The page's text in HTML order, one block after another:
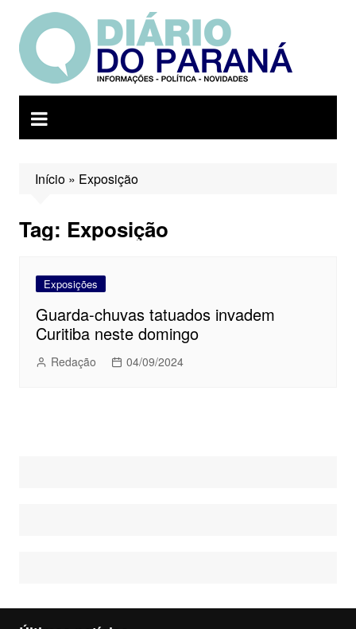
para
conteúdo
Início» Exposição
Tag: Exposição
Exposições
Guarda-chuvas tatuados invadem
Curitiba neste domingo
Redação 04/09/2024